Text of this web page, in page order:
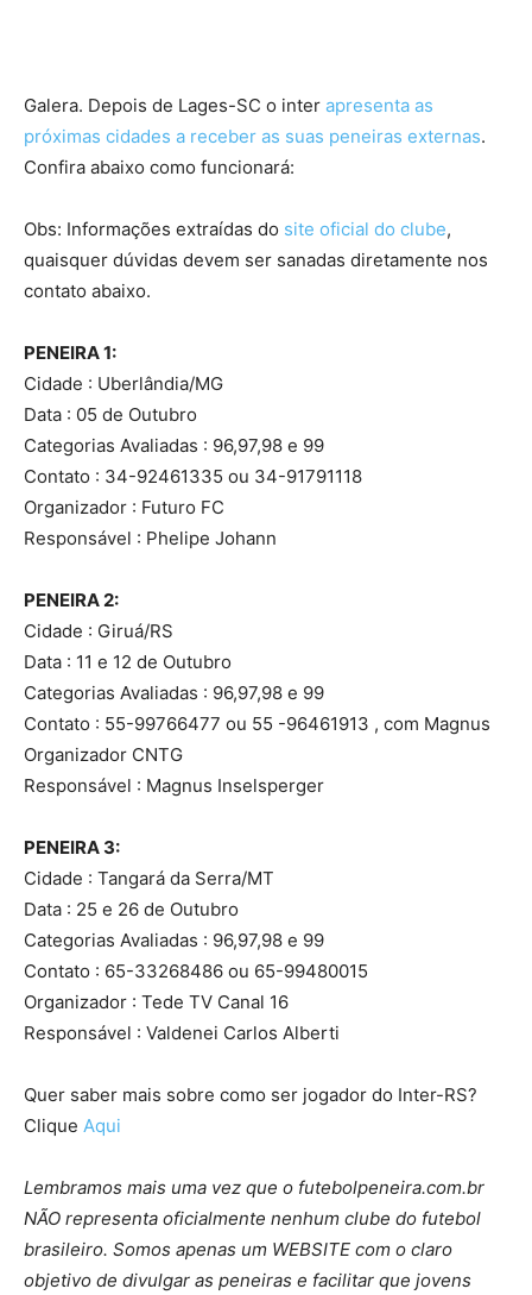
Galera. Depois de Lages-SC o inter apresenta as
próximas cidades a receber as suas peneiras externas.
Confira abaixo como funcionará:
Obs: Informações extraídas do site oficial do clube,
quaisquer dúvidas devem ser sanadas diretamente nos
contato abaixo.
PENEIRA 1:
Cidade : Uberlândia/MG
Data : 05 de Outubro
Categorias Avaliadas : 96,97,98 e 99
Contato : 34-92461335 ou 34-91791118
Organizador : Futuro FC
Responsável : Phelipe Johann
PENEIRA 2:
Cidade : Giruá/RS
Data : 11 e 12 de Outubro
Categorias Avaliadas : 96,97,98 e 99
Contato : 55-99766477 ou 55 -96461913 , com Magnus
Organizador CNTG
Responsável : Magnus Inselsperger
PENEIRA 3:
Cidade : Tangará da Serra/MT
Data : 25 e 26 de Outubro
Categorias Avaliadas : 96,97,98 e 99
Contato : 65-33268486 ou 65-99480015
Organizador : Tede TV Canal 16
Responsável : Valdenei Carlos Alberti
Quer saber mais sobre como ser jogador do Inter-RS?
Clique Aqui
Lembramos mais uma vez que o futebolpeneira.com.br
NÃO representa oficialmente nenhum clube do futebol
brasileiro. Somos apenas um WEBSITE com o claro
objetivo de divulgar as peneiras e facilitar que jovens